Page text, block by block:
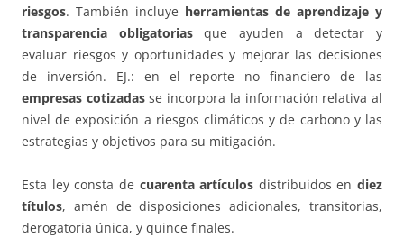
riesgos. También incluye herramientas de aprendizaje y
transparencia obligatoriasque ayuden a detectar y
evaluar riesgos y oportunidades y mejorar las decisiones
de inversión. EJ.: en el reporte no financiero de las
empresas cotizadasse incorpora la información relativa al
nivel de exposición a riesgos climáticos y de carbono y las
estrategias y objetivos para su mitigación.
Esta ley consta de cuarenta artículos distribuidos en diez
títulos, amén de disposiciones adicionales, transitorias,
derogatoria única, y quince finales.